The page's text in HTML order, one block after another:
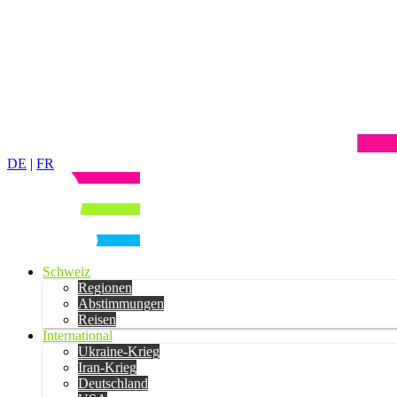
DE | FR
Schweiz
Regionen
Abstimmungen
Reisen
International
Ukraine-Krieg
Iran-Krieg
Deutschland